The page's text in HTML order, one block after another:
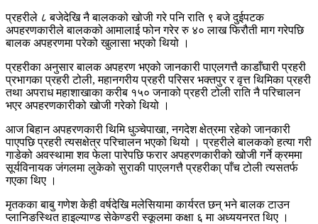
प्रहरीले ८ बजेदेखि नै बालकको खोजी गरे पनि राति ९ बजे दुईपटक
अपहरणकारीले बालकको आमालाई फोन गरेर रु ४० लाख फिरौती माग गरेपछि
बालक अपहरणमा परेको खुलासा भएको थियो ।
प्रहरीका अनुसार बालक अपहरण भएको जानकारी पाएलगत्तै काडाँघारी प्रहरी
प्रभागका प्रहरी टोली, महानगरीय प्रहरी परिसर भक्तपुर र वृत्त थिमिका प्रहरी
तथा अपराध महाशाखाका करीब १५० जनाको प्रहरी टोली राति नै परिचालन
भएर अपहरणकारीको खोजी गरेको थियो ।
आज बिहान अपहरणकारी थिमि धुञ्चेपाखा, नगदेश क्षेत्रमा रहेको जानकारी
पाएपछि प्रहरी त्यसक्षेत्र परिचालन भएको थियो । प्रहरीले बालकको हत्या गरी
गाडेको अवस्थामा शव फेला पारेपछि फरार अपहरणकारीको खोजी गर्ने क्रममा
सूर्यविनायक जंगलमा लुकेको सुराकी पाएलगत्तै प्रहरीका् पाँच टोली त्यसतर्फ
गएका थिए ।
मृतकका बाबु गणेश केही वर्षदेखि मलेसियामा कार्यरत छन् भने बालक टाउन
प्लानिङस्थित हाइल्याण्ड सेकेण्डरी स्कूलमा कक्षा ६ मा अध्ययनरत थिए ।